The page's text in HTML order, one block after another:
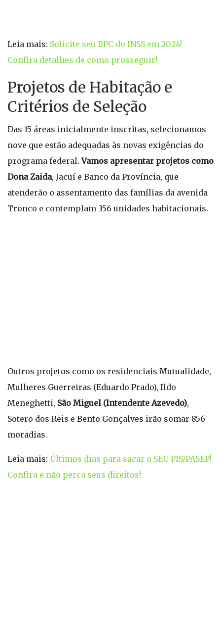
Leia mais: Solicite seu BPC do INSS em 2024!
Confira detalhes de como prosseguir!
Projetos de Habitação e
Critérios de Seleção
Das 15 áreas inicialmente inscritas, selecionamos
nove que estão adequadas às novas exigências do
programa federal.Vamos apresentar projetos como
Dona Zaida, Jacuí e Banco da Província, que
atenderão o assentamento das famílias da avenida
Tronco e contemplam 356 unidades habitacionais.
Outros projetos como os residenciais Mutualidade,
Mulheres Guerreiras (Eduardo Prado), Ildo
Meneghetti, São Miguel (Intendente Azevedo),
Sotero dos Reis e Bento Gonçalves irão somar 856
moradias.
Leia mais: Últimos dias para sacar o SEU PIS/PASEP!
Confira e não perca seus direitos!